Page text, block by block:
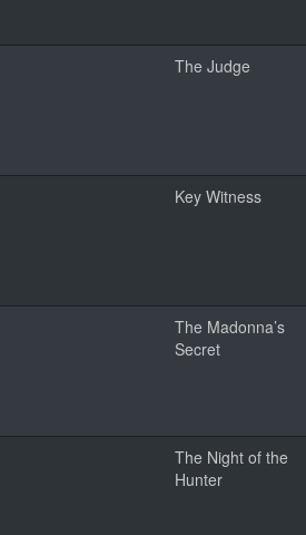
The Judge
Key Witness
The Madonna’s
Secret
The Night of the
Hunter